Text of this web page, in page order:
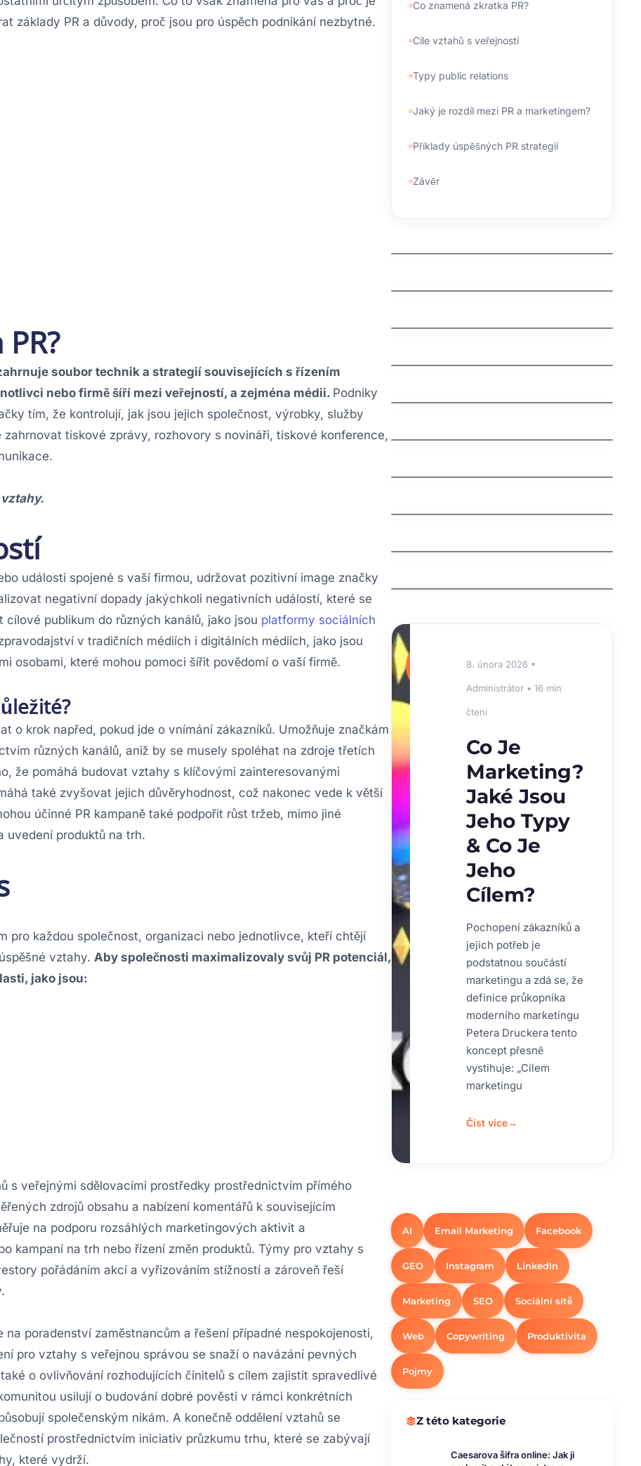
základy PR a důvody, proč jsou pro úspěch podnikání nezbytné.
soubor technik a strategií souvisejících s řízením
nebo firmě šíří mezi veřejností, a zejména médii. Podniky
tím, že kontrolují, jak jsou jejich společnost, výrobky, služby
zahrnovat tiskové zprávy, rozhovory s novináři, tiskové konference,
události spojené s vaší firmou, udržovat pozitivní image značky
negativní dopady jakýchkoli negativních událostí, které se
publikum do různých kanálů, jako jsou platformy sociálních
v tradičních médiích i digitálních médiích, jako jsou
osobami, které mohou pomoci šířit povědomí o vaší firmě.
o krok napřed, pokud jde o vnímání zákazníků. Umožňuje značkám
různých kanálů, aniž by se musely spoléhat na zdroje třetích
že pomáhá budovat vztahy s klíčovými zainteresovanými
také zvyšovat jejich důvěryhodnost, což nakonec vede k větší
účinné PR kampaně také podpořit růst tržeb, mimo jiné
uvedení produktů na trh.
pro každou společnost, organizaci nebo jednotlivce, kteří chtějí
vztahy. Aby společnosti maximalizovaly svůj PR potenciál,
jako jsou:
s veřejnými sdělovacími prostředky prostřednictvím přímého
zdrojů obsahu a nabízení komentářů k souvisejícím
na podporu rozsáhlých marketingových aktivit a
kampaní na trh nebo řízení změn produktů. Týmy pro vztahy s
pořádáním akcí a vyřizováním stížností a zároveň řeší
poradenství zaměstnancům a řešení případné nespokojenosti,
pro vztahy s veřejnou správou se snaží o navázání pevných
o ovlivňování rozhodujících činitelů s cílem zajistit spravedlivé
usilují o budování dobré pověsti v rámci konkrétních
společenským nikám. A konečně oddělení vztahů se
prostřednictvím iniciativ průzkumu trhu, které se zabývají
které vydrží.
Co znamená zkratka PR?
Cíle vztahů s veřejností
Typy public relations
Jaký je rozdíl mezi PR a marketingem?
Příklady úspěšných PR strategií
Závěr
8. února 2026 •
Administrátor • 16 min
čtení
Co Je
Marketing?
Jaké Jsou
Jeho Typy
& Co Je
Jeho
Cílem?
Pochopení zákazníků a
jejich potřeb je
podstatnou součástí
marketingu a zdá se, že
definice průkopníka
moderního marketingu
Petera Druckera tento
koncept přesně
vystihuje: „Cílem
marketingu
Číst více→
AI Email Marketing Facebook
GEO Instagram LinkedIn
Marketing SEO Sociální sítě
Web Copywriting Produktivita
Pojmy
Z této kategorie
Caesarova šifra online: Jak ji